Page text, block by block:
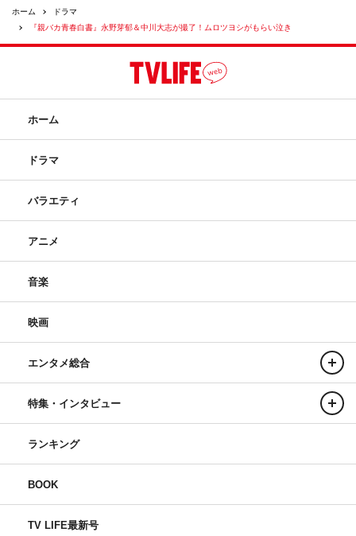
ホーム
ドラマ
『親バカ青春白書』永野芽郁＆中川大志が撮了！ムロツヨシがもらい泣き
ホーム
ドラマ
バラエティ
アニメ
音楽
映画
エンタメ総合
特集・インタビュー
ランキング
BOOK
TV LIFE最新号